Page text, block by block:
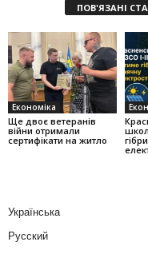
ПОВ'ЯЗАНІ
Економіка
Ще двоє ветеранів
війни отримали
сертифікати на житло
Українська
Русский